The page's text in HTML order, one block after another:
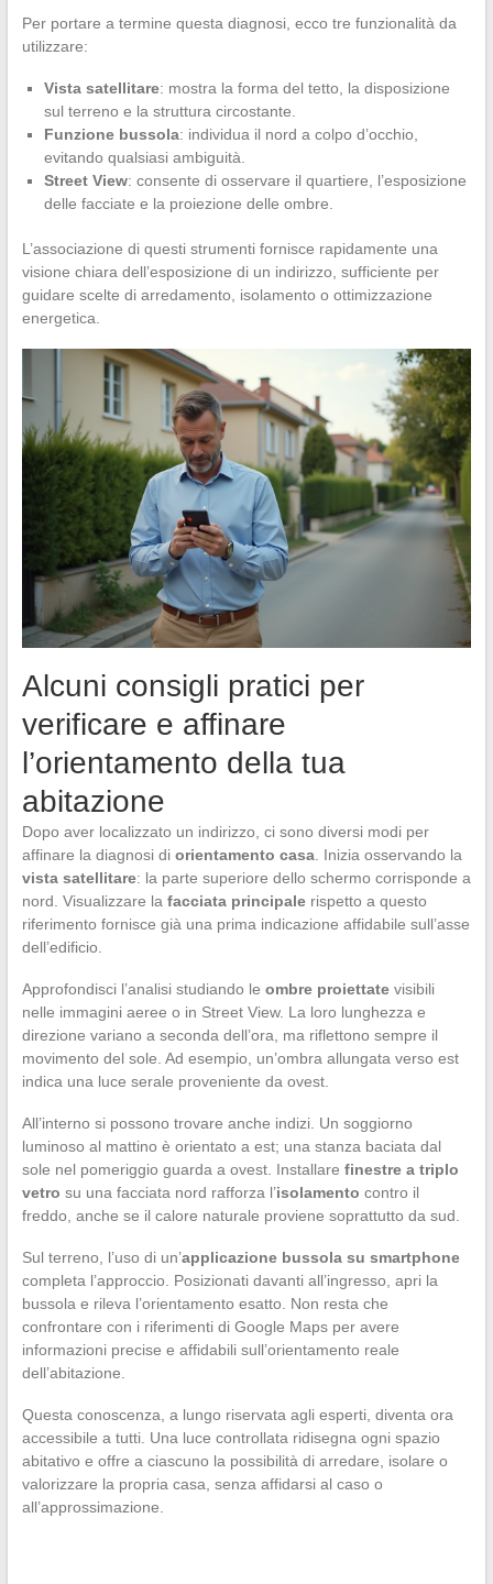
Per portare a termine questa diagnosi, ecco tre funzionalità da
utilizzare:
Vista satellitare: mostra la forma del tetto, la disposizione
sul terreno e la struttura circostante.
Funzione bussola: individua il nord a colpo d’occhio,
evitando qualsiasi ambiguità.
Street View: consente di osservare il quartiere, l’esposizione
delle facciate e la proiezione delle ombre.
L’associazione di questi strumenti fornisce rapidamente una
visione chiara dell’esposizione di un indirizzo, sufficiente per
guidare scelte di arredamento, isolamento o ottimizzazione
energetica.
Alcuni consigli pratici per
verificare e affinare
l’orientamento della tua
abitazione
Dopo aver localizzato un indirizzo, ci sono diversi modi per
affinare la diagnosi di orientamento casa. Inizia osservando la
vista satellitare: la parte superiore dello schermo corrisponde a
nord. Visualizzare la facciata principalerispetto a questo
riferimento fornisce già una prima indicazione affidabile sull’asse
dell’edificio.
Approfondisci l’analisi studiando le ombre proiettatevisibili
nelle immagini aeree o in Street View. La loro lunghezza e
direzione variano a seconda dell’ora, ma riflettono sempre il
movimento del sole. Ad esempio, un’ombra allungata verso est
indica una luce serale proveniente da ovest.
All’interno si possono trovare anche indizi. Un soggiorno
luminoso al mattino è orientato a est; una stanza baciata dal
sole nel pomeriggio guarda a ovest. Installare finestre a triplo
vetro su una facciata nord rafforza l’isolamento contro il
freddo, anche se il calore naturale proviene soprattutto da sud.
Sul terreno, l’uso di un’applicazione bussola su smartphone
completa l’approccio. Posizionati davanti all’ingresso, apri la
bussola e rileva l’orientamento esatto. Non resta che
confrontare con i riferimenti di Google Maps per avere
informazioni precise e affidabili sull’orientamento reale
dell’abitazione.
Questa conoscenza, a lungo riservata agli esperti, diventa ora
accessibile a tutti. Una luce controllata ridisegna ogni spazio
abitativo e offre a ciascuno la possibilità di arredare, isolare o
valorizzare la propria casa, senza affidarsi al caso o
all’approssimazione.